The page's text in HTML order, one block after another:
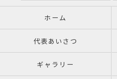
ホーム
代表あいさつ
ギャラリー